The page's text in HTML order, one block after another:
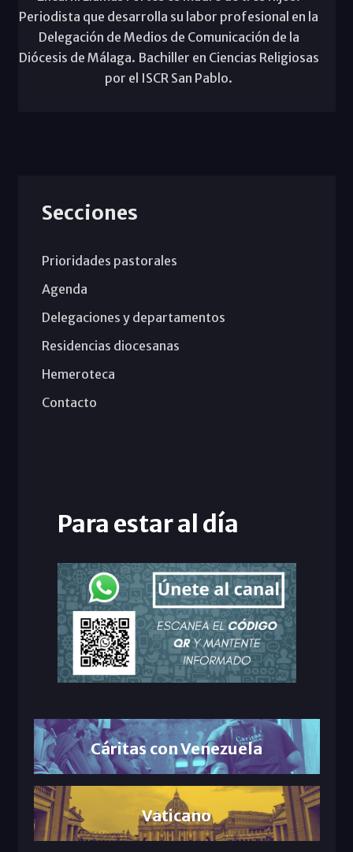
Periodista que desarrolla su labor profesional en la
Delegación de Medios de Comunicación de la
Diócesis de Málaga. Bachiller en Ciencias Religiosas
por el ISCR San Pablo.
Secciones
Prioridades pastorales
Agenda
Delegaciones y departamentos
Residencias diocesanas
Hemeroteca
Contacto
Para estar al día
Cáritas con Venezuela
Vaticano